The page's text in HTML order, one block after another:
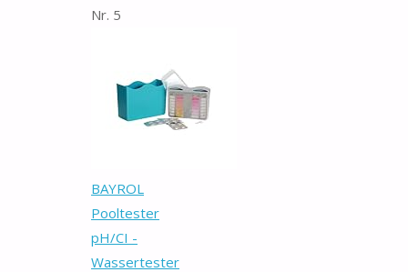
Nr. 5
BAYROL
Pooltester
pH/CI -
Wassertester